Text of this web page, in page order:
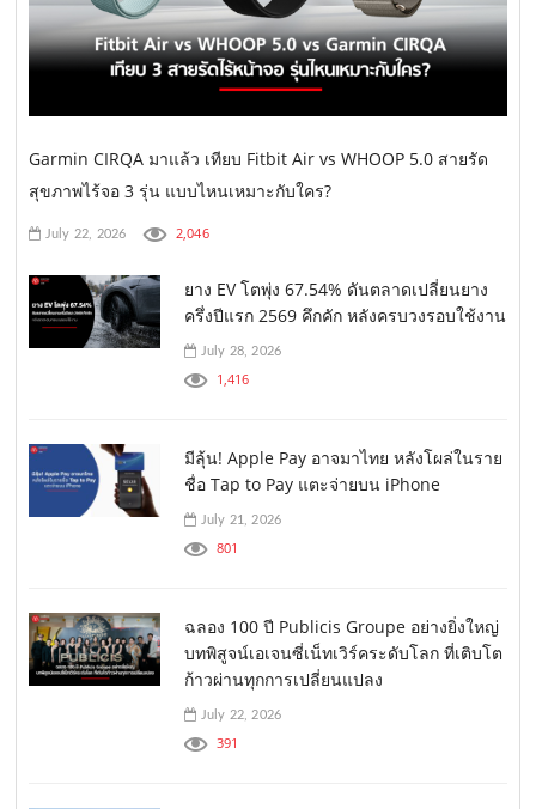
Garmin CIRQA มาแล้ว เทียบ Fitbit Air vs WHOOP 5.0 สายรัด
สุขภาพไร้จอ 3 รุ่น แบบไหนเหมาะกับใคร?
July 22, 2026 2,046
ยาง EV โตพุ่ง 67.54% ดันตลาดเปลี่ยนยาง
ครึ่งปีแรก 2569 คึกคัก หลังครบวงรอบใช้งาน
July 28, 2026
1,416
มีลุ้น! Apple Pay อาจมาไทย หลังโผล่ในราย
ชื่อ Tap to Pay แตะจ่ายบน iPhone
July 21, 2026
801
ฉลอง 100 ปี Publicis Groupe อย่างยิ่งใหญ่
บทพิสูจน์เอเจนซี่เน็ทเวิร์คระดับโลก ที่เติบโต
ก้าวผ่านทุกการเปลี่ยนแปลง
July 22, 2026
391